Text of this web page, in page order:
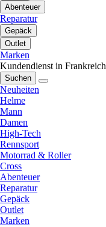
Abenteuer
Reparatur
Gepäck
Outlet
Marken
Kundendienst in Frankreich
Suchen
Neuheiten
Helme
Mann
Damen
High-Tech
Rennsport
Motorrad & Roller
Cross
Abenteuer
Reparatur
Gepäck
Outlet
Marken